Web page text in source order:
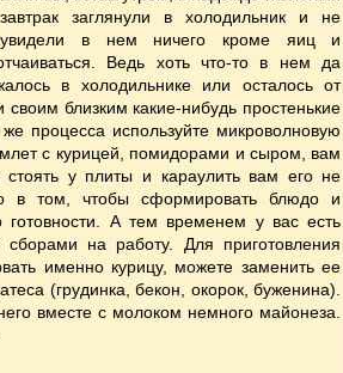
завтрак заглянули в холодильник и не
увидели в нем ничего кроме яиц и
Ведь хоть что-то в нем да
в холодильнике или осталось от
близким какие-нибудь простенькие
процесса используйте микроволновую
с курицей, помидорами и сыром, вам
стоять у плиты и караулить вам его не
в том, чтобы сформировать блюдо и
А тем временем у вас есть
на работу. Для приготовления
именно курицу, можете заменить ее
(грудинка, бекон, окорок, буженина).
вместе с молоком немного майонеза.